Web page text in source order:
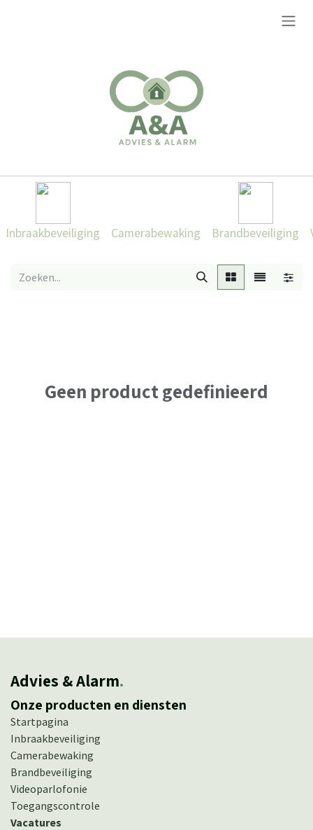
Inbraakbeveiliging Camerabewaking Brandbeveiliging
Geen product gedefinieerd
Advies & Alarm.
Onze producten en diensten
Startpagina
Inbraakbeveiliging
Camerabewaking
Brandbeveiliging
Videoparlofonie
Toegangscontrole
Vacatures